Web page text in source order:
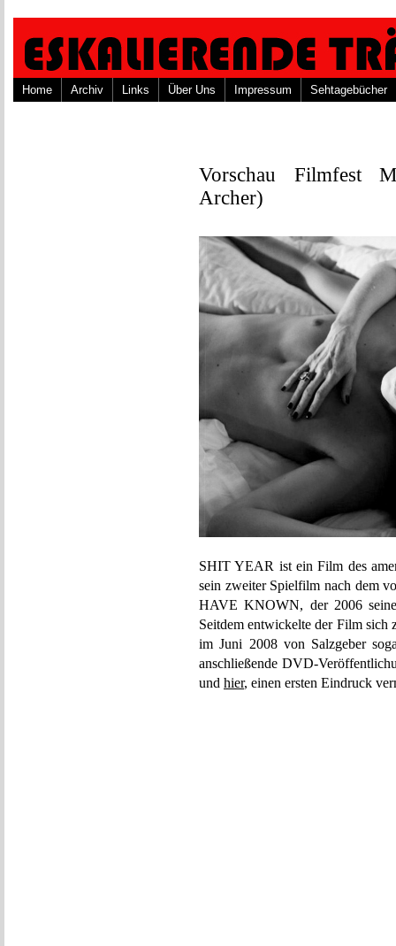
Home Archiv Links Über Uns Impressum Sehtagebücher
Vorschau Filmfest
Archer)
SHIT YEAR ist ein Film des
sein zweiter Spielfilm nach dem
HAVE KNOWN, der 2006
Seitdem entwickelte der Film sich
im Juni 2008 von Salzgeber
anschließende DVD-
und hier, einen ersten Eindruck